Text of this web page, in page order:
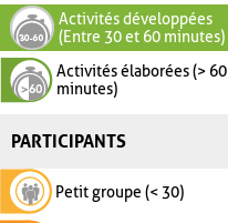
Activités développées
(Entre 30 et 60 minutes)
Activités élaborées (> 60
minutes)
PARTICIPANTS
Petit groupe (< 30)